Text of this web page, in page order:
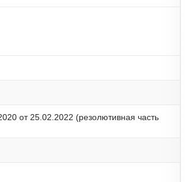
от 25.02.2022 (резолютивная часть